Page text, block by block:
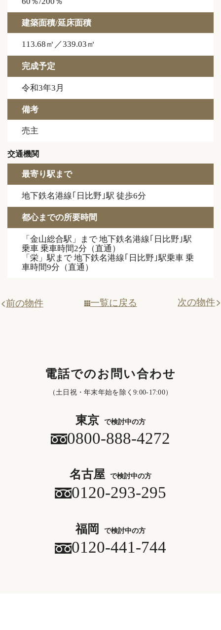
建築面積/延床面積
113.68㎡／339.03㎡
完成予定
令和3年3月
備考
売主
交通機関
最寄り駅まで
地下鉄名港線｢日比野｣駅 徒歩6分
都心までの所要時間
「⾦⼭総合駅」まで 地下鉄名港線｢日比野｣駅
乗⾞ 乗⾞時間2分（直通）
「栄」駅まで 地下鉄名港線｢日比野｣駅乗⾞ 乗
⾞時間9分（直通）
前の物件 一覧に戻る 次の物件
電話でのお問い合わせ
（土日祝・年末年始を除く9:00-17:00）
東京 で検討中の方
0800-888-4272
名古屋 で検討中の方
0120-293-295
福岡 で検討中の方
0120-441-744